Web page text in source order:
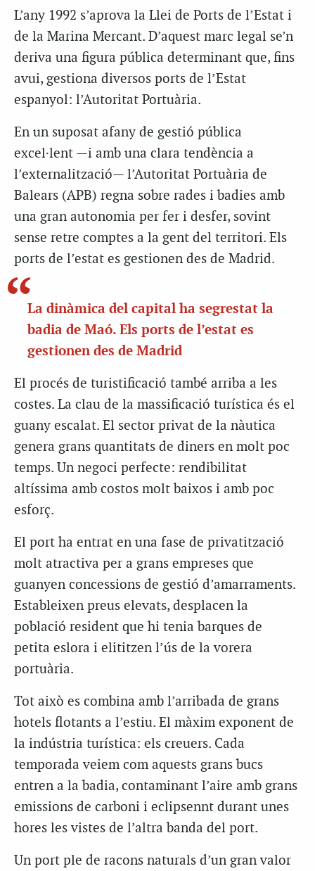
L’any 1992 s’aprova la Llei de Ports de l’Estat i
de la Marina Mercant. D’aquest marc legal se’n
deriva una figura pública determinant que, fins
avui, gestiona diversos ports de l’Estat
espanyol: l’Autoritat Portuària.
En un suposat afany de gestió pública
excel·lent —i amb una clara tendència a
l’externalització— l’Autoritat Portuària de
Balears (APB) regna sobre rades i badies amb
una gran autonomia per fer i desfer, sovint
sense retre comptes a la gent del territori. Els
ports de l’estat es gestionen des de Madrid.
La dinàmica del capital ha segrestat la
badia de Maó. Els ports de l’estat es
gestionen des de Madrid
El procés de turistificació també arriba a les
costes. La clau de la massificació turística és el
guany escalat. El sector privat de la nàutica
genera grans quantitats de diners en molt poc
temps. Un negoci perfecte: rendibilitat
altíssima amb costos molt baixos i amb poc
esforç.
El port ha entrat en una fase de privatització
molt atractiva per a grans empreses que
guanyen concessions de gestió d’amarraments.
Estableixen preus elevats, desplacen la
població resident que hi tenia barques de
petita eslora i elititzen l’ús de la vorera
portuària.
Tot això es combina amb l’arribada de grans
hotels flotants a l’estiu. El màxim exponent de
la indústria turística: els creuers. Cada
temporada veiem com aquests grans bucs
entren a la badia, contaminant l’aire amb grans
emissions de carboni i eclipsennt durant unes
hores les vistes de l’altra banda del port.
Un port ple de racons naturals d’un gran valor